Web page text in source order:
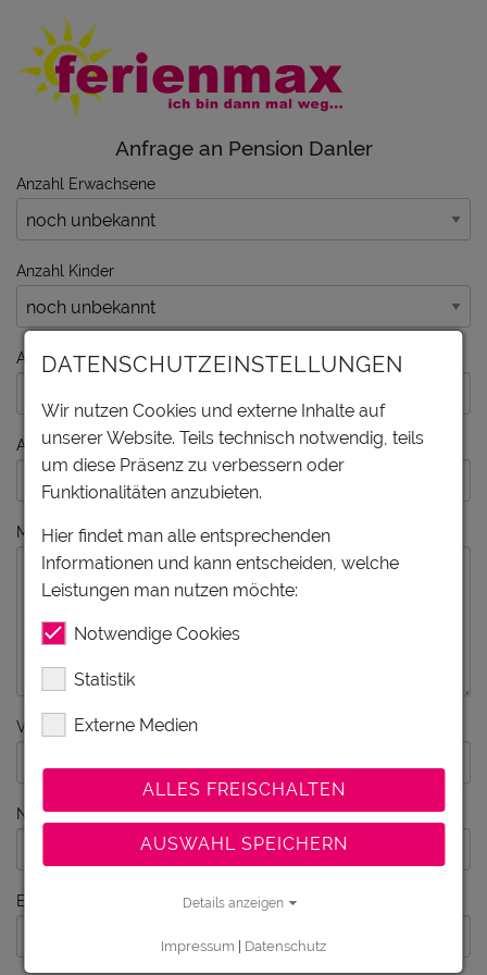
Anfrage an Pension Danler
Anzahl Erwachsene
Anzahl Kinder
Anreise am
Abreise am
Meine Wünsche
Vorname
Nachname
E-Mail
DATENSCHUTZEINSTELLUNGEN
Wir nutzen Cookies und externe Inhalte auf
unserer Website. Teils technisch notwendig, teils
um diese Präsenz zu verbessern oder
Funktionalitäten anzubieten.
Hier findet man alle entsprechenden
Informationen und kann entscheiden, welche
Leistungen man nutzen möchte:
Notwendige Cookies
Statistik
Externe Medien
ALLES FREISCHALTEN
AUSWAHL SPEICHERN
Details anzeigen
Impressum | Datenschutz